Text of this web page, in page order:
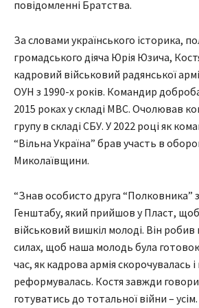
повідомленні Братства.
За словами українського історика,
громадського діяча Юрія Юзича,
кадровий військовий радянської
ОУН з 1990-х років. Командир
2015 роках у складі МВС. Очолював
групу в складі СБУ. У 2022 році як
“Вільна Україна” брав участь в
Миколаївщини.
“Знав особисто друга “Полковника”
Генштабу, який прийшов у Пласт,
військовий вишкіл молоді. Він
силах, щоб наша молодь була
час, як кадрова армія скорочувалась
реформувалась. Костя завжди
готуватись до тотальної війни –